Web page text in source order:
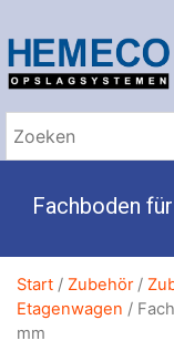
Fachboden
Start / Zubehör/
Etagenwagen /
mm